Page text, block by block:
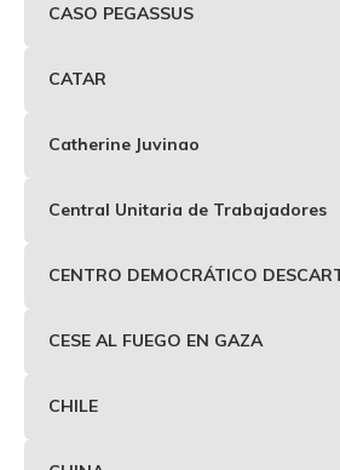
CASO PEGASSUS
CATAR
Catherine Juvinao
Central Unitaria de Trabajadores
CENTRO DEMOCRÁTICO
CESE AL FUEGO EN GAZA
CHILE